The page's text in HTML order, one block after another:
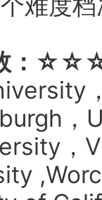
难度
：
，
，